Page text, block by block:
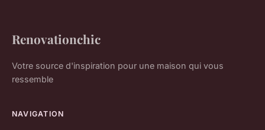
Renovationchic
Votre source d'inspiration pour une maison qui vous
ressemble
NAVIGATION